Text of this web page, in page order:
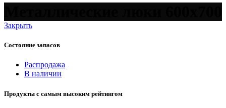
Закрыть
Состояние запасов
Распродажа
В наличии
Продукты с самым высоким рейтингом